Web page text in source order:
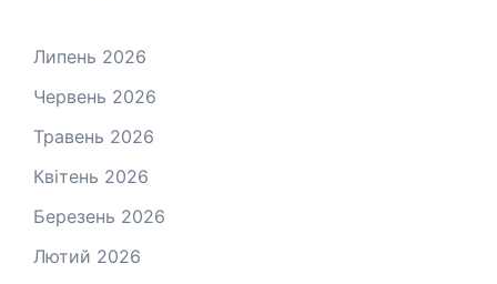
Липень 2026
Червень 2026
Травень 2026
Квітень 2026
Березень 2026
Лютий 2026